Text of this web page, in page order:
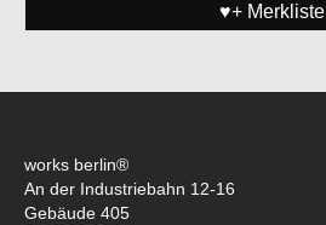
♥+ Merkliste
works berlin®
An der Industriebahn 12-16
Gebäude 405